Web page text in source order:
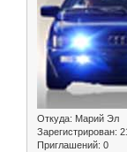
Откуда: Марий Эл
Зарегистрирован:
Приглашений: 0